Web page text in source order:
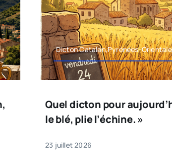
Dicton Catalan,Pyrénées-
Quel dicton pour
le blé, plie l’échine. »
23 juillet 2026